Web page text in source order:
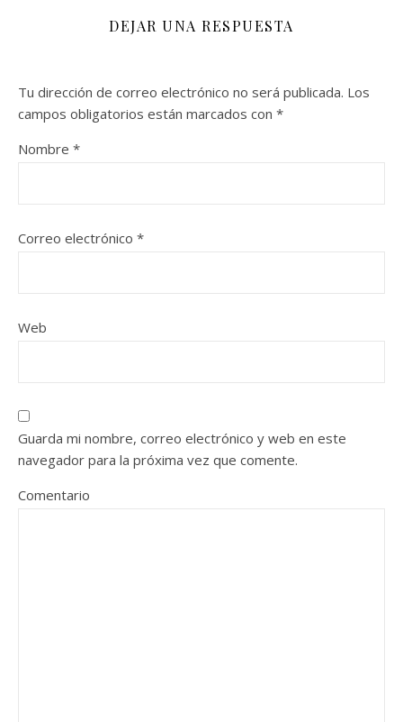
DEJAR UNA RESPUESTA
Tu dirección de correo electrónico no será publicada. Los
campos obligatorios están marcados con *
Nombre *
Correo electrónico *
Web
Guarda mi nombre, correo electrónico y web en este
navegador para la próxima vez que comente.
Comentario